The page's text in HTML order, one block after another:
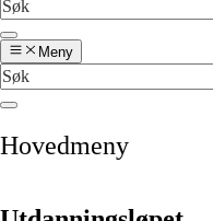
Meny
Hovedmeny